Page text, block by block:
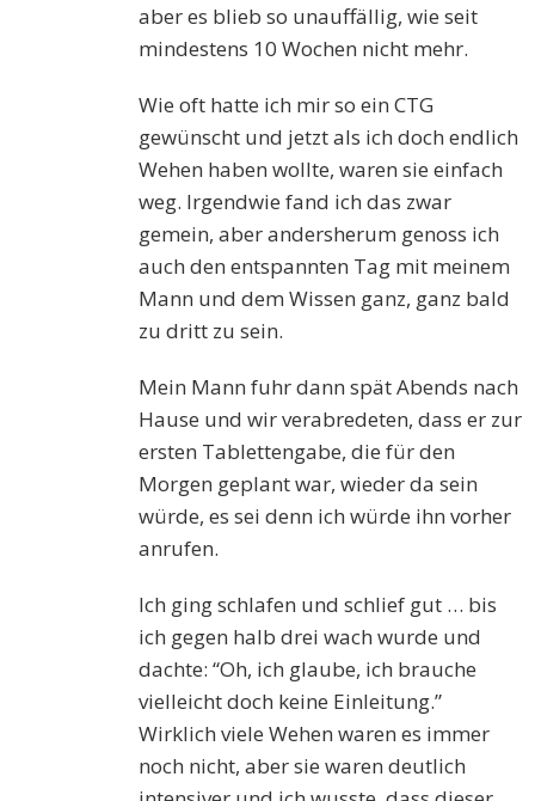
aber es blieb so unauffällig, wie seit
mindestens 10 Wochen nicht mehr.
Wie oft hatte ich mir so ein CTG
gewünscht und jetzt als ich doch endlich
Wehen haben wollte, waren sie einfach
weg. Irgendwie fand ich das zwar
gemein, aber andersherum genoss ich
auch den entspannten Tag mit meinem
Mann und dem Wissen ganz, ganz bald
zu dritt zu sein.
Mein Mann fuhr dann spätAbends nach
Hause und wir verabredeten, dass er zur
ersten Tablettengabe, die für den
Morgen geplant war, wieder da sein
würde, es sei denn ich würde ihn vorher
anrufen.
Ich ging schlafen und schlief gut … bis
ich gegen halb drei wach wurde und
dachte: “Oh, ich glaube, ich brauche
vielleicht doch keine Einleitung.”
Wirklich viele Wehen waren es immer
noch nicht, aber sie waren deutlich